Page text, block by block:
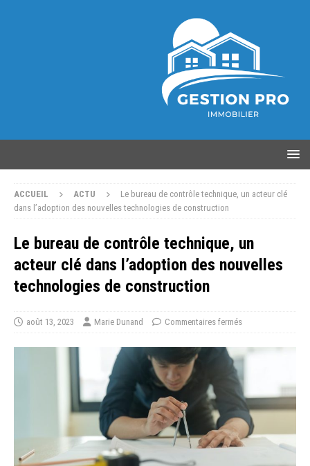
ACCUEIL ACTU
Le bureau de contrôle technique, un acteur clé
dans l’adoption des nouvelles technologies de construction
Le bureau de contrôle technique, un
acteur clé dans l’adoption des nouvelles
technologies de construction
août 13, 2023 Marie Dunand Commentaires fermés